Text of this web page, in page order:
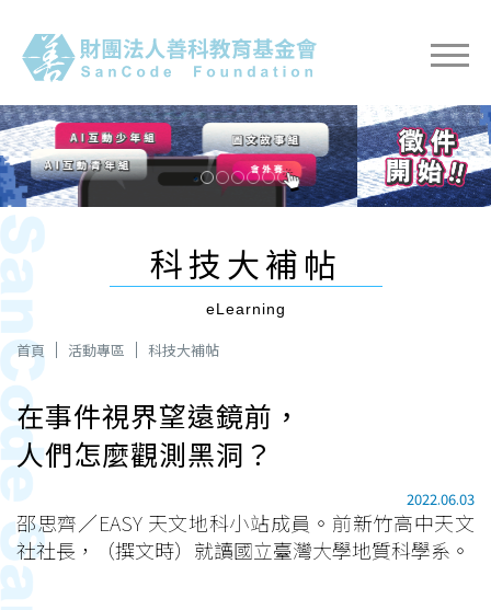
Previous Next
科技大補帖
eLearning
首頁 活動專區 科技大補帖
在事件視界望遠鏡前，
人們怎麼觀測黑洞？
2022.06.03
邵思齊／EASY 天文地科小站成員。前新竹高中天文
社社長，（撰文時）就讀國立臺灣大學地質科學系。